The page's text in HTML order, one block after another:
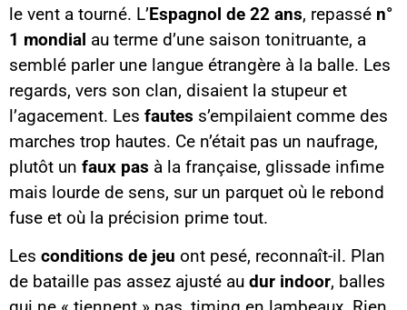
le vent a tourné. L’Espagnol de 22 ans, repassé n°
1 mondial au terme d’une saison tonitruante, a
semblé parler une langue étrangère à la balle. Les
regards, vers son clan, disaient la stupeur et
l’agacement. Les fautes s’empilaient comme des
marches trop hautes. Ce n’était pas un naufrage,
plutôt un faux pas à la française, glissade infime
mais lourde de sens, sur un parquet où le rebond
fuse et où la précision prime tout.
Les conditions de jeu ont pesé, reconnaît-il. Plan
de bataille pas assez ajusté au dur indoor, balles